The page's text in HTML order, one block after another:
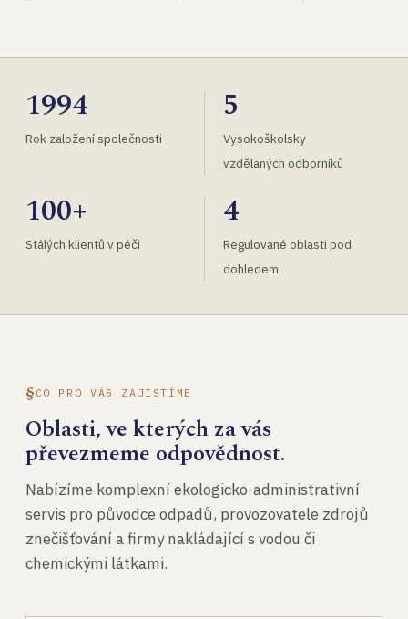
1994
Rok založení společnosti
5
Vysokoškolsky
vzdělaných odborníků
100+
Stálých klientů v péči
4
Regulované oblasti pod
dohledem
CO PRO VÁS ZAJISTÍME
Oblasti, ve kterých za vás
převezmeme odpovědnost.
Nabízíme komplexní ekologicko-administrativní
servis pro původce odpadů, provozovatele zdrojů
znečišťování a firmy nakládající s vodou či
chemickými látkami.